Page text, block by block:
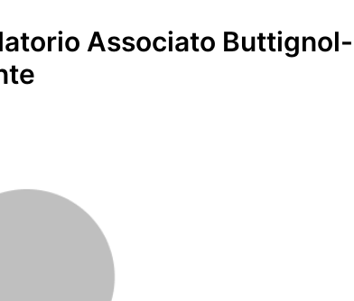
Associato Buttignol-